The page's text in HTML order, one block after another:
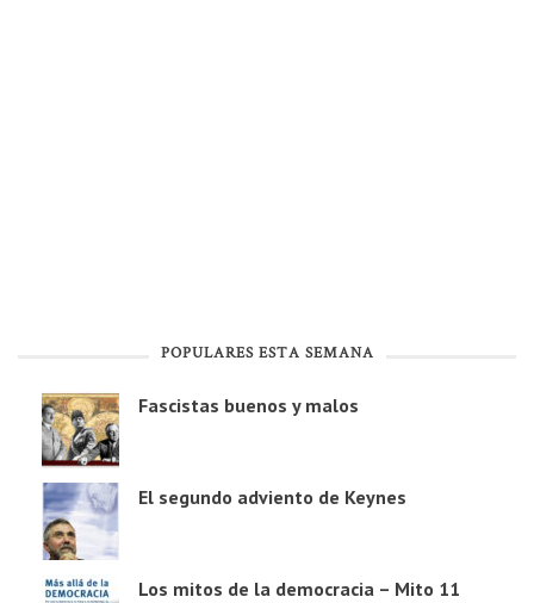
POPULARES ESTA SEMANA
Fascistas buenos y malos
El segundo adviento de Keynes
Los mitos de la democracia – Mito 11